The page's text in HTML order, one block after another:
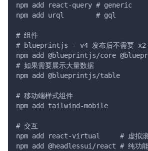
npm add react-query # generic
npm add urql        # gql
# 组件
# blueprintjs - v4 发布后不需要 x2
npm add @blueprintjs/core
# 如果需要展示大量数据
npm add @blueprintjs/table
# 移动端样式组件
npm add tailwind-mobile
# 交互
npm add react-virtual     # 虚拟滚
npm add @headlessui/react # 纯功